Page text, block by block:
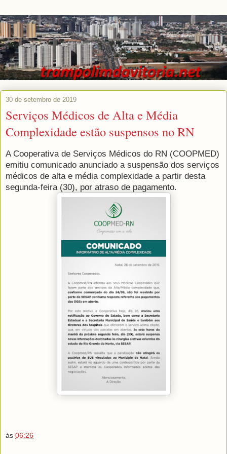
30 de setembro de 2019
Serviços Médicos de Alta e Média
Complexidade estão suspensos no RN
A Cooperativa de Serviços Médicos do RN (COOPMED)
emitiu comunicado anunciado a suspensão dos serviços
médicos de alta e média complexidade a partir desta
segunda-feira (30), por atraso de pagamento.
às 06:26